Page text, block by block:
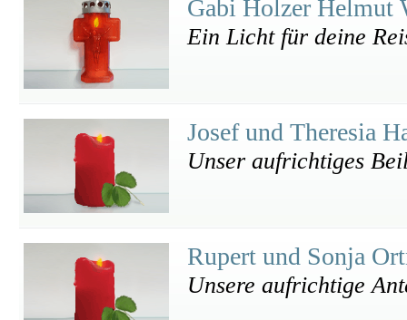
Gabi Holzer Helmut
Ein Licht für deine
Josef und Theresia
Unser aufrichtiges
Rupert und Sonja
Unsere aufrichtige